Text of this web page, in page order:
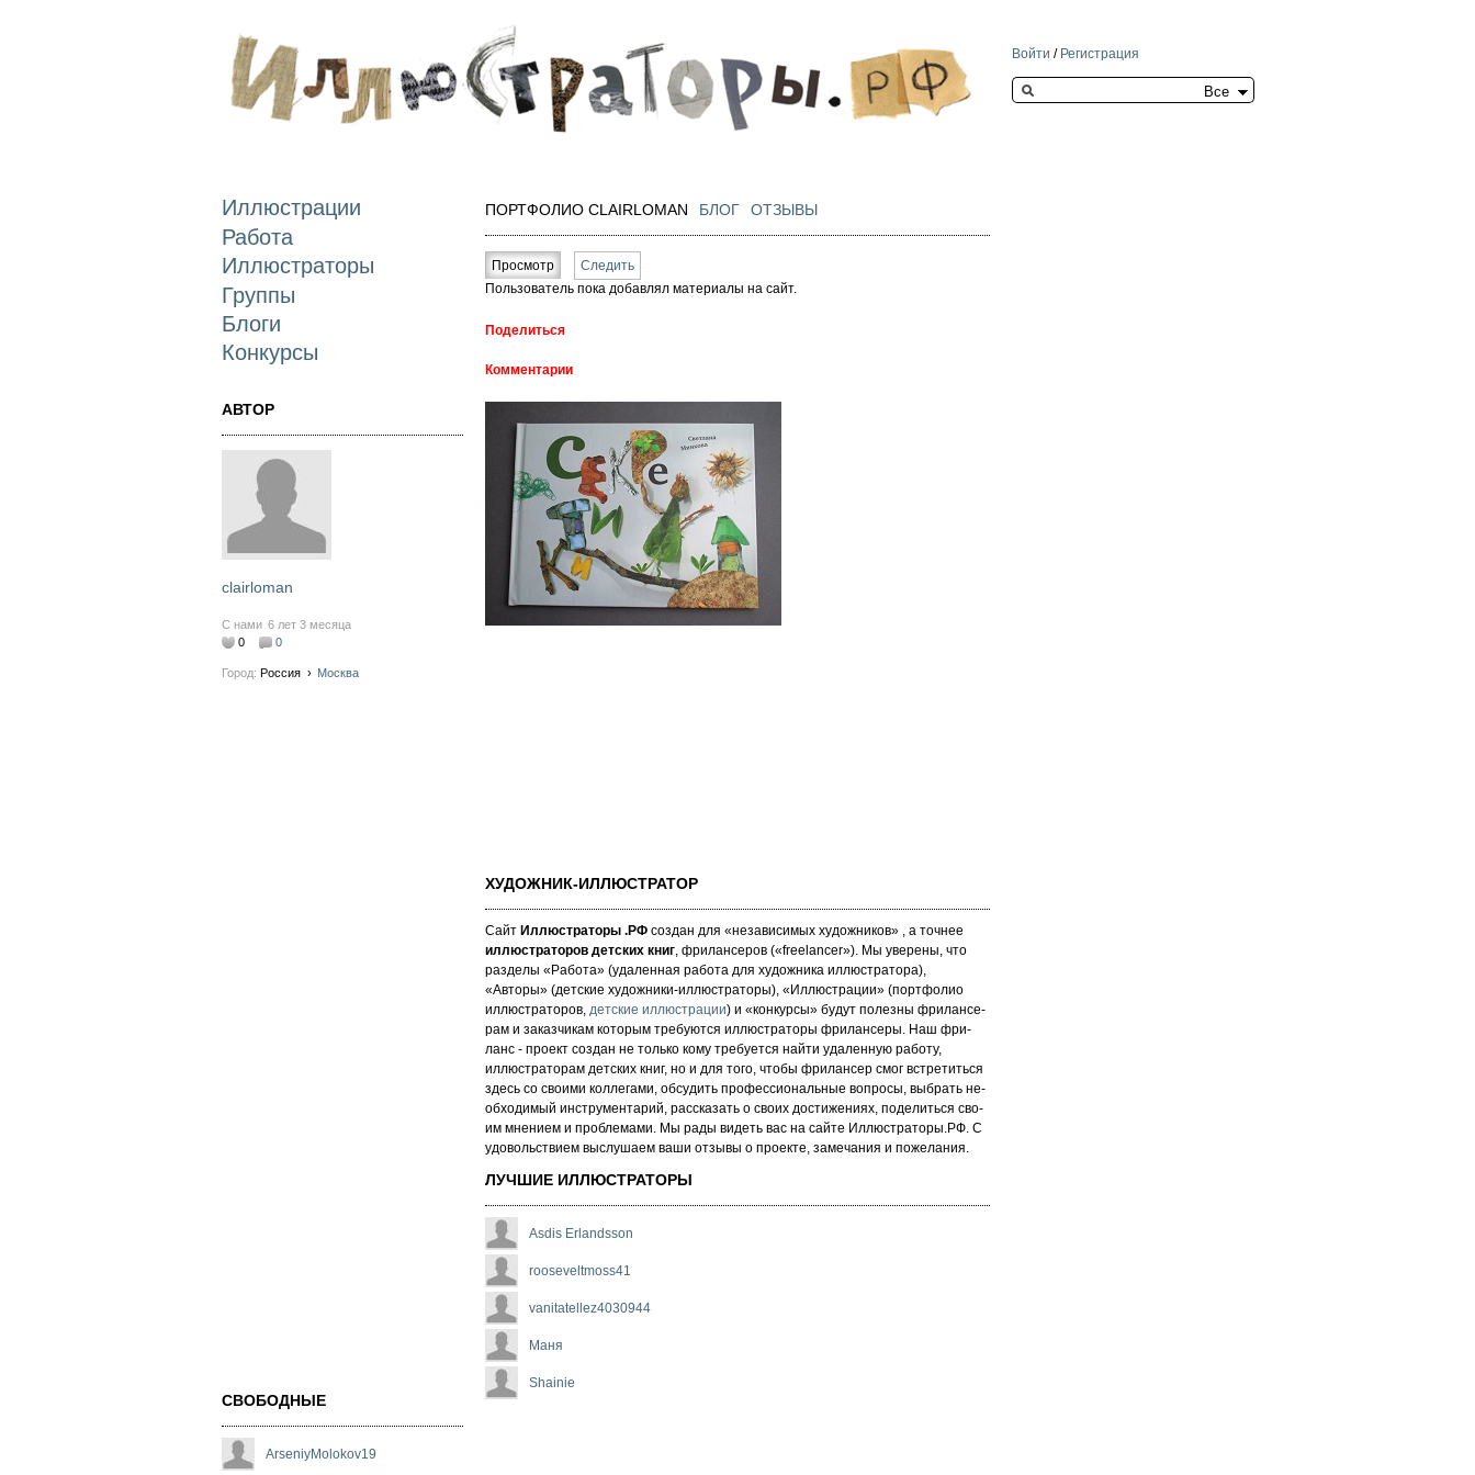
Войти / Регистрация
Search this site
Иллюстрации
Работа
Иллюстраторы
Группы
Блоги
Конкурсы
АВТОР
clairloman
С нами 6 лет 3 месяца
0
0
Город: Россия › Москва
СВОБОДНЫЕ
ArseniyMolokov19
ПОРТФОЛИО CLAIRLOMAN БЛОГ ОТЗЫВЫ
Главные вкладки
Просмотр (активная вкладка)
Следить
Пользователь пока добавлял материалы на сайт.
Поделиться
Комментарии
ХУДОЖНИК-ИЛЛЮСТРАТОР
Сайт Иллюстраторы .РФ создан для «не­за­ви­си­мых ху­дож­ни­ков» , а точнее
иллюстраторов детских книг, фрилансеров («fre­elan­cer»). Мы уве­ре­ны, что
раз­де­лы «Работа» (уда­лен­ная работа для художника иллюстратора),
«Авторы» (детские художники-иллюстраторы), «Иллюстрации» (портфолио
иллюстраторов, детские иллюстрации) и «кон­кур­сы» бу­дут по­лез­ны фри­лан­се­
рам и за­каз­чи­кам которым требуются иллюстраторы фрилансеры. Наш фри­
ланс - про­ект соз­дан не толь­ко кому требуется най­ти уда­лен­ную ра­бо­ту,
иллюстраторам детских книг, но и для то­го, что­бы фри­лан­сер смог встре­тить­ся
здесь со сво­ими кол­ле­га­ми, об­су­дить про­фес­си­ональ­ные воп­ро­сы, выб­рать не­
об­хо­ди­мый инс­тру­мен­та­рий, расс­ка­зать о сво­их дос­ти­же­ни­ях, по­де­лить­ся сво­
им мнением и проб­ле­ма­ми. Мы рады ви­деть вас на сай­те Иллюстраторы.РФ. С
удо­воль­стви­ем выс­лу­ша­ем ва­ши от­зы­вы о про­ек­те, за­ме­ча­ни­я и по­же­ла­ни­я.
ЛУЧШИЕ ИЛЛЮСТРАТОРЫ
Asdis Erlandsson
rooseveltmoss41
vanitatellez4030944
Маня
Shainie